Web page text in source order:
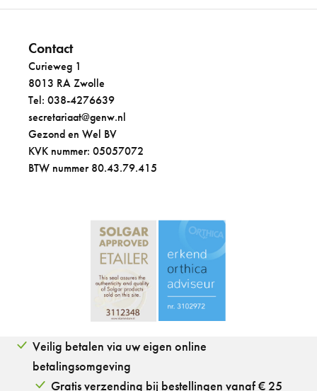
Contact
Curieweg 1
8013 RA Zwolle
Tel: 038-4276639
secretariaat@genw.nl
Gezond en Wel BV
KVK nummer: 05057072
BTW nummer 80.43.79.415
Veilig betalen via uw eigen online
betalingsomgeving
Gratis verzending bij bestellingen vanaf € 25